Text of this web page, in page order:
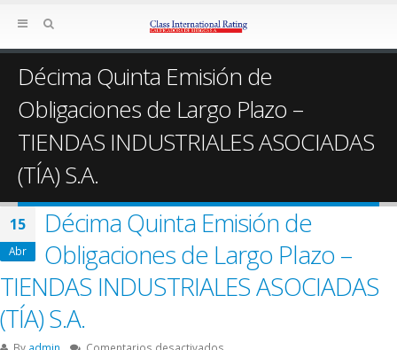
Décima Quinta Emisión de
Obligaciones de Largo Plazo –
TIENDAS INDUSTRIALES ASOCIADAS
(TÍA) S.A.
15
Abr
Décima Quinta Emisión de
Obligaciones de Largo Plazo –
TIENDAS INDUSTRIALES ASOCIADAS
(TÍA) S.A.
By admin Comentarios desactivados